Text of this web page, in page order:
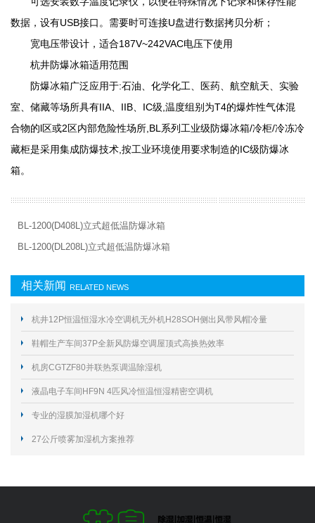
数据，设有USB接口。需要时可连接U盘进行数据拷贝分析；
宽电压带设计，适合187V~242VAC电压下使用
杭井防爆冰箱适用范围
防爆冰箱广泛应用于:石油、化学化工、医药、航空航天、实验
室、储藏等场所具有IIA、IIB、IC级,温度组别为T4的爆炸性气体混
合物的l区或2区内部危险性场所,BL系列工业级防爆冰箱/冷柜/冷冻冷
藏柜是采用集成防爆技术,按工业环境使用要求制造的IC级防爆冰
箱。
BL-1200(D408L)立式超低温防爆冰箱
BL-1200(DL208L)立式超低温防爆冰箱
相关新闻 RELATED NEWS
杭井12P恒温恒湿水冷空调机无外机H28SOH侧出风带风帽冷量
29.6KW
鞋帽生产车间37P全新风防爆空调屋顶式高换热效率
机房CGTZF80并联热泵调温除湿机
液晶电子车间HF9N 4匹风冷恒温恒湿精密空调机
专业的湿膜加湿机哪个好
27公斤喷雾加湿机方案推荐